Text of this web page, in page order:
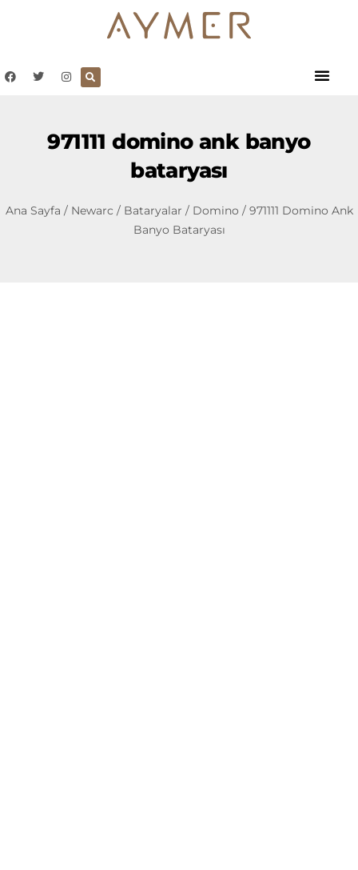
971111 domino ank banyo
bataryası
Ana Sayfa / Newarc / Bataryalar / Domino / 971111 Domino Ank
Banyo Bataryası